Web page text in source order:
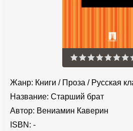
Жанр: Книги / Проза / Русская
Название: Старший брат
Автор: Вениамин Каверин
ISBN: -